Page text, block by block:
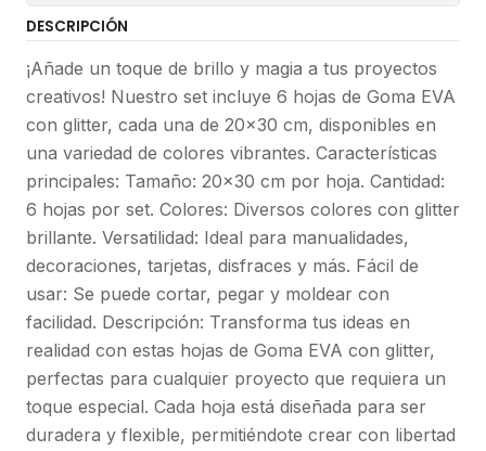
DESCRIPCIÓN
¡Añade un toque de brillo y magia a tus proyectos
creativos! Nuestro set incluye 6 hojas de Goma EVA
con glitter, cada una de 20x30 cm, disponibles en
una variedad de colores vibrantes. Características
principales: Tamaño: 20x30 cm por hoja. Cantidad:
6 hojas por set. Colores: Diversos colores con glitter
brillante. Versatilidad: Ideal para manualidades,
decoraciones, tarjetas, disfraces y más. Fácil de
usar: Se puede cortar, pegar y moldear con
facilidad. Descripción: Transforma tus ideas en
realidad con estas hojas de Goma EVA con glitter,
perfectas para cualquier proyecto que requiera un
toque especial. Cada hoja está diseñada para ser
duradera y flexible, permitiéndote crear con libertad